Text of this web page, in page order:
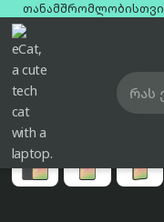
მთავარი ტელეფონები
